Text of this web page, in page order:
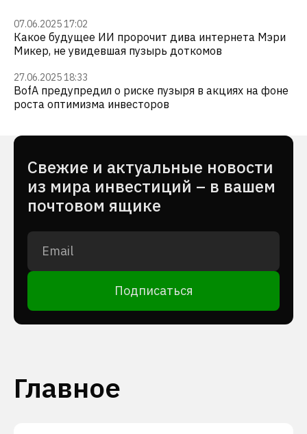
07.06.2025 17:02
Какое будущее ИИ пророчит дива интернета Мэри
Микер, не увидевшая пузырь доткомов
27.06.2025 18:33
BofA предупредил о риске пузыря в акциях на фоне
роста оптимизма инвесторов
Cвежие и актуальные новости
из мира инвестиций – в вашем
почтовом ящике
Подписаться
Главное